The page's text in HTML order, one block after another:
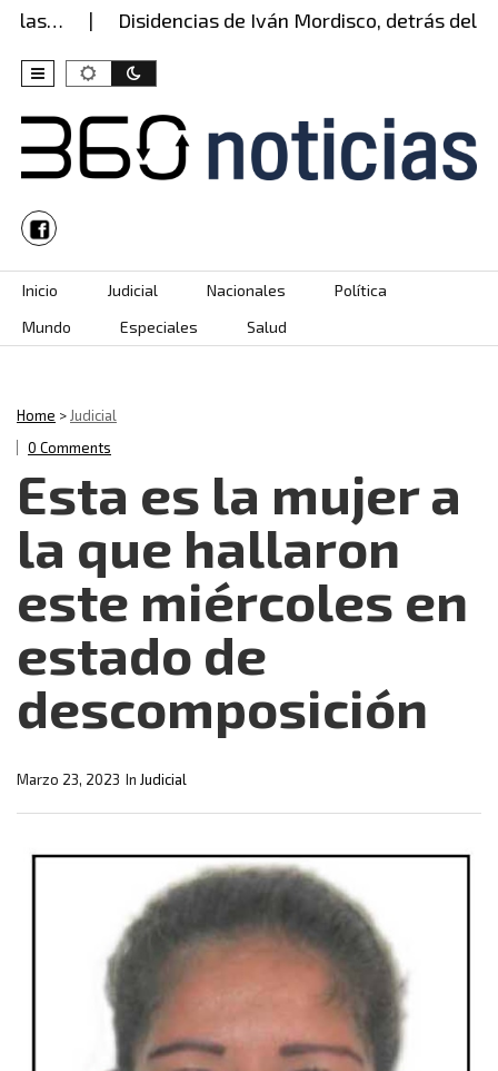
las… Disidencias de Iván Mordisco, detrás del
Skip to content
Inicio Judicial Nacionales
Política
Mundo
Especiales Salud
Home >Judicial
0 Comments
Esta es la mujer a
la que hallaron
este miércoles en
estado de
descomposición
In Judicial
Marzo 23, 2023